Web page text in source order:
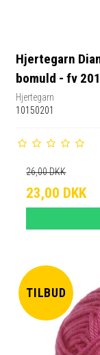
Hjertegarn
bomuld - fv
Hjertegarn
10150201
26,00 DKK
23,00 DKK
TILBUD